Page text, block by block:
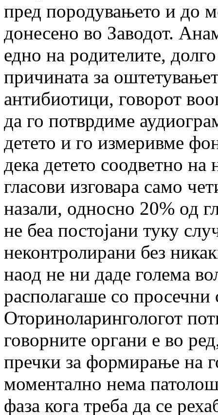
пред породувањето и до
донесено во Заводот.
едно на родителите,
причината за
антибиотици, говорот
да го потврдиме
детето и го измеривме
дека детето соодветно
гласови изговара само
назали, односно 20% од
не беа постојани туку
неконтролирани без
наод не ни даде голема
располагаше со просечни
Оториноларингологот
говорните органи е во
пречки за формирање на
моментално нема
фаза кога треба да се